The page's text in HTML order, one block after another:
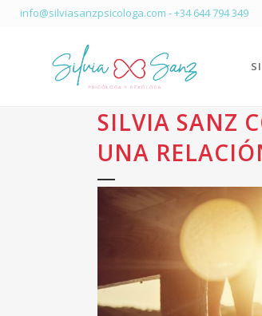
info@silviasanzpsicologa.com -+34 644 794 349
SILVIA SANZ
UNA